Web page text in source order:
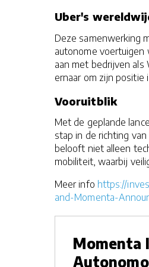
Uber's
Deze samenwerking
autonome voertuigen
aan met bedrijven als
ernaar om zijn
Vooruitblik
Met de geplande
stap in de richting
belooft niet alleen
mobiliteit, waarbij
Meer info https://
and-Momenta-
Momenta